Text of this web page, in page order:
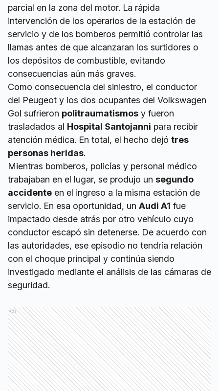
parcial en la zona del motor. La rápida
intervención de los operarios de la estación de
servicio y de los bomberos permitió controlar las
llamas antes de que alcanzaran los surtidores o
los depósitos de combustible, evitando
consecuencias aún más graves.
Como consecuencia del siniestro, el conductor
del Peugeot y los dos ocupantes del Volkswagen
Gol sufrieron politraumatismos y fueron
trasladados al Hospital Santojanni para recibir
atención médica. En total, el hecho dejó tres
personas heridas.
Mientras bomberos, policías y personal médico
trabajaban en el lugar, se produjo un segundo
accidente en el ingreso a la misma estación de
servicio. En esa oportunidad, un Audi A1 fue
impactado desde atrás por otro vehículo cuyo
conductor escapó sin detenerse. De acuerdo con
las autoridades, ese episodio no tendría relación
con el choque principal y continúa siendo
investigado mediante el análisis de las cámaras de
seguridad.
Ads